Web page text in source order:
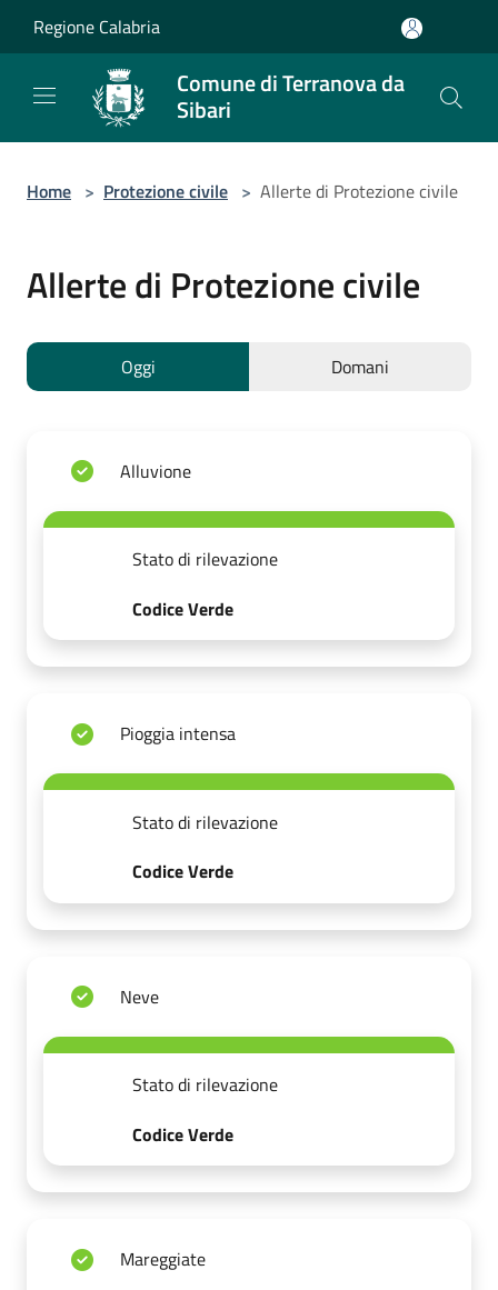
Regione Calabria
Comune di Terranova da
Sibari
Home > Protezione civile > Allerte di Protezione civile
Allerte di Protezione civile
Oggi Domani
Alluvione
Stato di rilevazione
Codice Verde
Pioggia intensa
Stato di rilevazione
Codice Verde
Neve
Stato di rilevazione
Codice Verde
Mareggiate